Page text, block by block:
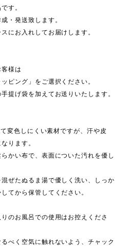
す。
・発送致します。
にお入れしてお届けします。
様は
ピング」をご選択ください。
提げ袋を加えてお送りいたします。
変色しにくい素材ですが、汗や皮
ります。
かい布で、表面についた汚れを優し
ぜたぬるま湯で優しく洗い、しっか
てから保管してください。
のお風呂での使用はお控えくださ
べく空気に触れないよう、チャック